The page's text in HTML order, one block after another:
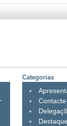
Categorias